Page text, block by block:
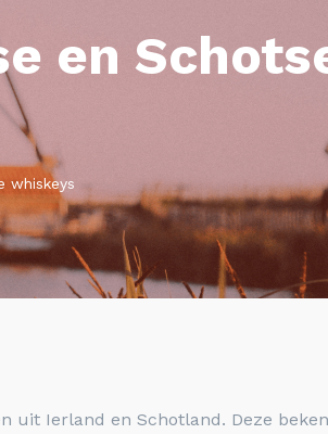
en
whiskeys
uit Ierland en Schotland. Deze